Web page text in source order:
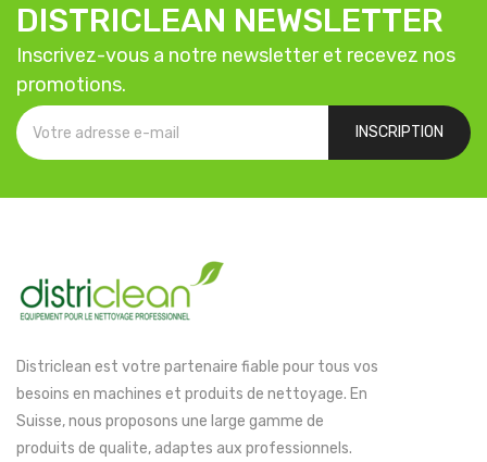
DISTRICLEAN NEWSLETTER
Inscrivez-vous a notre newsletter et recevez nos
promotions.
INSCRIPTION
Districlean est votre partenaire fiable pour tous vos
besoins en machines et produits de nettoyage. En
Suisse, nous proposons une large gamme de
produits de qualite, adaptes aux professionnels.